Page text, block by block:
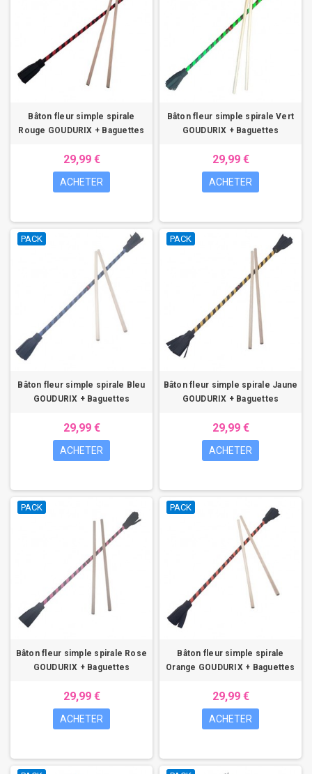
Bâton fleur simple spirale
Rouge GOUDURIX + Baguettes
29,99 €
ACHETER
Bâton fleur simple spirale Vert
GOUDURIX + Baguettes
29,99 €
ACHETER
PACK
Bâton fleur simple spirale Bleu
GOUDURIX + Baguettes
29,99 €
ACHETER
PACK
Bâton fleur simple spirale Jaune
GOUDURIX + Baguettes
29,99 €
ACHETER
PACK
Bâton fleur simple spirale Rose
GOUDURIX + Baguettes
29,99 €
ACHETER
PACK
Bâton fleur simple spirale
Orange GOUDURIX + Baguettes
29,99 €
ACHETER